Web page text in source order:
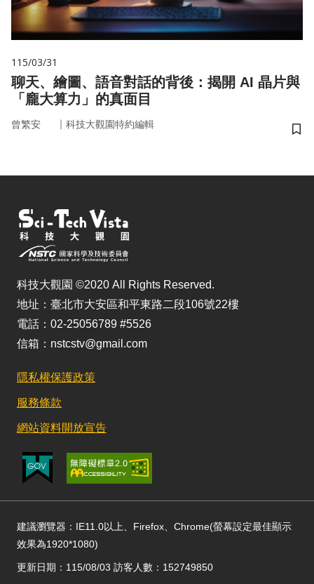
115/03/31
聊天、繪圖、語音對話的背後：揭開 AI 晶片與
「龐大算力」的真面目
曾繁安 ｜ 科技大觀園特約編輯
儲
科技大觀園 ©2020 All Rights Reserved.
地址：臺北市大安區和平東路二段106號22樓
電話：02-25056789 #5526
信箱：nstcstv@gmail.com
隱私權保護政策
服務條款
網站資料開放宣告
建議瀏覽器：IE11.0以上、Firefox、Chrome(螢幕設定最佳顯示
效果為1920*1080)
更新日期：115/08/03 訪客人數：152749850